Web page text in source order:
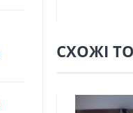
СХОЖІ